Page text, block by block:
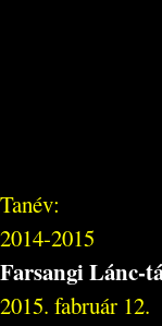
Tanév:
2014-2015
Farsangi Lánc-
2015. fabruár 12.